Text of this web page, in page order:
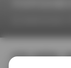
抖音上的阿色一